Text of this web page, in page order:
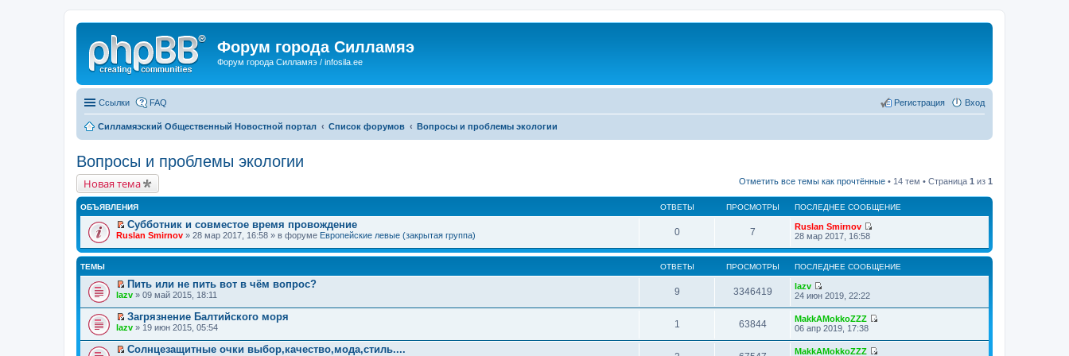
Форум города Силламяэ
Форум города Силламяэ / infosila.ee
Ссылки FAQ Вход
Регистрация
Силламяэский Общественный Новостной портал Список форумов Вопросы и проблемы экологии
Вопросы и проблемы экологии
Новая тема Отметить все темы как прочтённые • 14 тем • Страница 1 из 1
ОБЪЯВЛЕНИЯ ОТВЕТЫ ПРОСМОТРЫ ПОСЛЕДНЕЕ СООБЩЕНИЕ
П
р
т
и
к
п
е
р
о
Субботник и совместое время провождение
Ruslan Smirnov » 28 мар 2017, 16:58 » в форуме Европейские левые (закрытая группа) 0 7
Ruslan Smirnov
р
е
й
п
о
л
е
28 мар 2017, 16:58
ТЕМЫ ОТВЕТЫ ПРОСМОТРЫ ПОСЛЕДНЕЕ СООБЩЕНИЕ
П
р
е
й
т
и
Пить или не пить вот в чём вопрос?
lazv » 09 май 2015, 18:11 9 3346419
lazv
П
е
й
т
и
24 июн 2019, 22:22
П
р
е
Загрязнение Балтийского моря
lazv » 19 июн 2015, 05:54 1 63844
MakkAMokkoZZZ
06 апр 2019, 17:38
Солнцезащитные очки выбор,качество,мода,стиль....
MakkAMokkoZZZ